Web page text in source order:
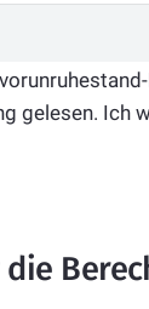
gelesen. Ich